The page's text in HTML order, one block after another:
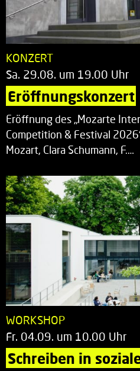
KONZERT
Sa. 29.08. um 19.00 Uhr
Eröffnungskonzert
Eröffnung des „Mozarte
Competition & Festival
Mozart, Clara Schumann, F.…
WORKSHOP
Fr. 04.09. um 10.00 Uhr
Schreiben in